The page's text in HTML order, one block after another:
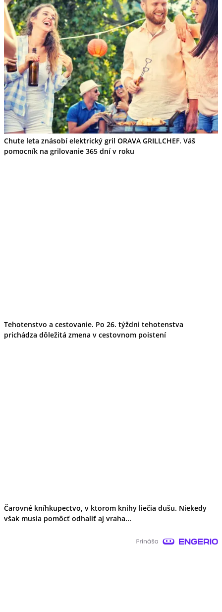
Chute leta znásobí elektrický gril ORAVA GRILLCHEF. Váš
pomocník na grilovanie 365 dní v roku
Tehotenstvo a cestovanie. Po 26. týždni tehotenstva
prichádza dôležitá zmena v cestovnom poistení
Čarovné kníhkupectvo, v ktorom knihy liečia dušu. Niekedy
však musia pomôcť odhaliť aj vraha...